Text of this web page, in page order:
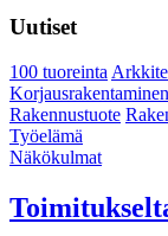
Uutiset
100 tuoreinta
Korjausrakentaminen
Rakennustuote
Työelämä
Näkökulmat